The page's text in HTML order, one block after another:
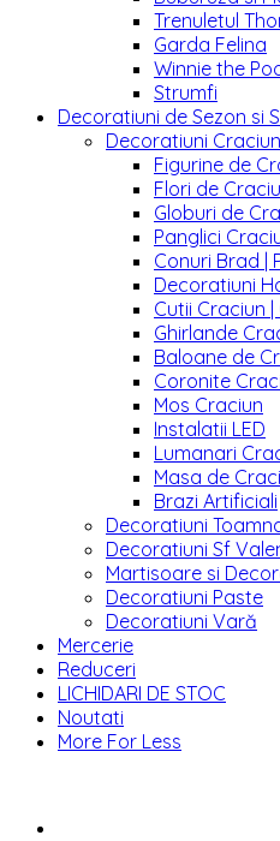
Trenuletul
Garda Felina
Winnie the
Strumfi
Decoratiuni de Sezon si
Decoratiuni Craciun
Figurine de
Flori de
Globuri de
Panglici
Conuri Brad |
Decoratiuni
Cutii Craciun
Ghirlande
Baloane de
Coronite
Mos Craciun
Instalatii LED
Lumanari
Masa de
Brazi Artificiali
Decoratiuni
Decoratiuni Sf
Martisoare si
Decoratiuni Paste
Decoratiuni Vară
Mercerie
Reduceri
LICHIDARI DE STOC
Noutati
More For Less